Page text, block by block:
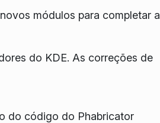
módulos para completar a
do KDE. As correções de
do código do Phabricator